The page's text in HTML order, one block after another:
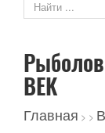
BEK
Главная > >